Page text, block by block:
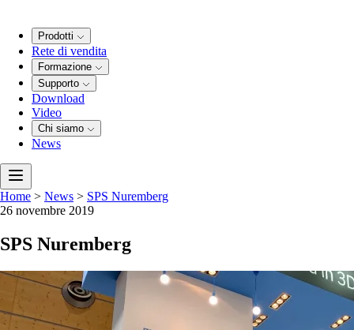
Prodotti
Rete di vendita
Formazione
Supporto
Download
Video
Chi siamo
News
Home > News > SPS Nuremberg
26 novembre 2019
SPS Nuremberg